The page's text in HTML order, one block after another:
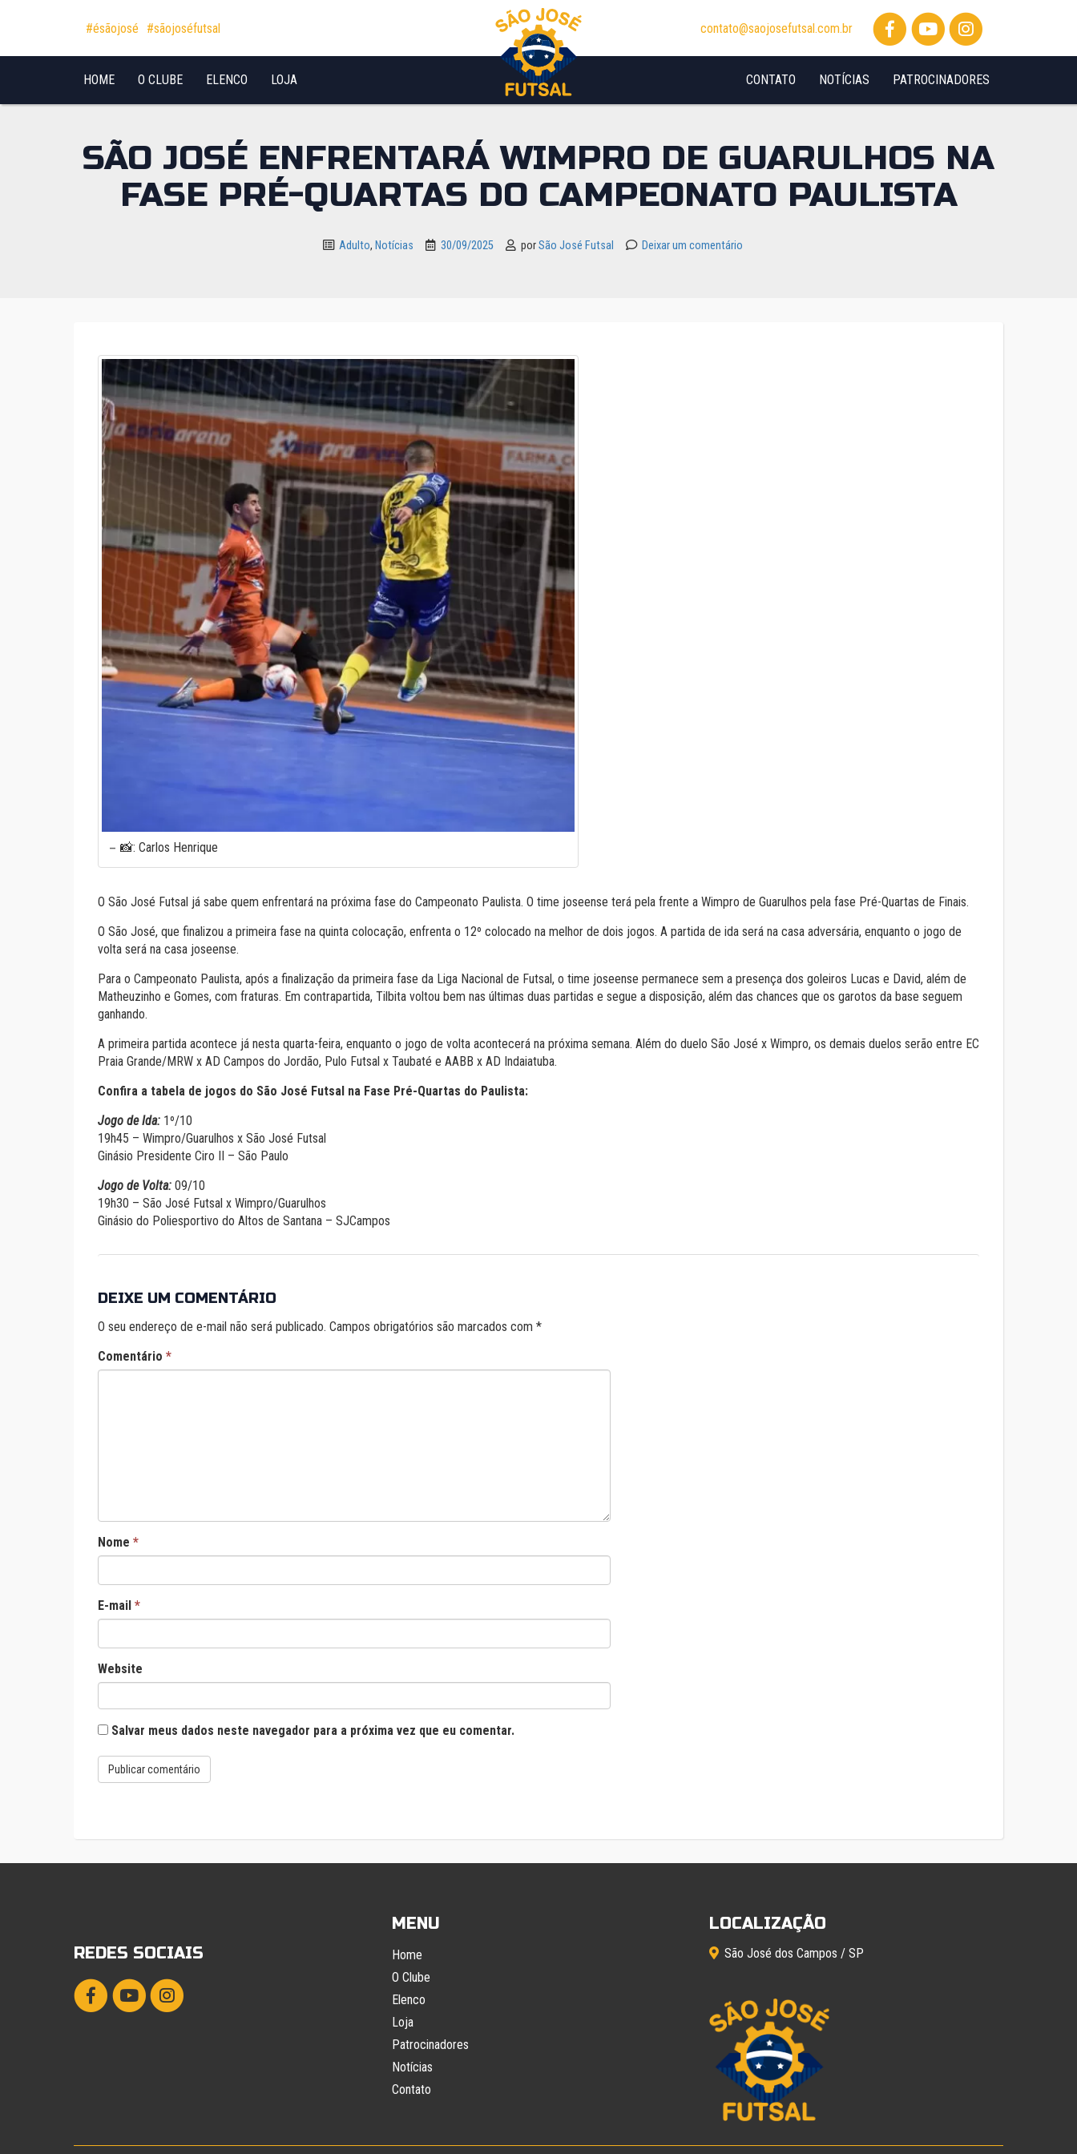
Pular para o conteúdo
#ésãojosé #sãojoséfutsal contato@saojosefutsal.com.br
HOME O CLUBE ELENCO LOJA PATROCINADORES
NOTÍCIAS
CONTATO
SÃO JOSÉ ENFRENTARÁ WIMPRO DE GUARULHOS NA
FASE PRÉ-QUARTAS DO CAMPEONATO PAULISTA
Adulto, Notícias 30/09/2025 porSão José Futsal Deixar um comentário
📸: Carlos Henrique
O São José Futsal já sabe quem enfrentará na próxima fase do Campeonato Paulista. O time joseense terá pela frente a Wimpro de Guarulhos pela fase Pré-Quartas de Finais.
O São José, que finalizou a primeira fase na quinta colocação, enfrenta o 12º colocado na melhor de dois jogos. A partida de ida será na casa adversária, enquanto o jogo de
volta será na casa joseense.
Para o Campeonato Paulista, após a finalização da primeira fase da Liga Nacional de Futsal, o time joseense permanece sem a presença dos goleiros Lucas e David, além de
Matheuzinho e Gomes, com fraturas. Em contrapartida, Tilbita voltou bem nas últimas duas partidas e segue a disposição, além das chances que os garotos da base seguem
ganhando.
A primeira partida acontece já nesta quarta-feira, enquanto o jogo de volta acontecerá na próxima semana. Além do duelo São José x Wimpro, os demais duelos serão entre EC
Praia Grande/MRW x AD Campos do Jordão, Pulo Futsal x Taubaté e AABB x AD Indaiatuba.
Confira a tabela de jogos do São José Futsal na Fase Pré-Quartas do Paulista:
Jogo de Ida: 1º/10
19h45 – Wimpro/Guarulhos x São José Futsal
Ginásio Presidente Ciro II – São Paulo
Jogo de Volta: 09/10
19h30 – São José Futsal x Wimpro/Guarulhos
Ginásio do Poliesportivo do Altos de Santana – SJCampos
DEIXE UM COMENTÁRIO
O seu endereço de e-mail não será publicado. Campos obrigatórios são marcados com *
Comentário *
Nome *
E-mail *
Website
Salvar meus dados neste navegador para a próxima vez que eu comentar.
REDES SOCIAIS
MENU
Home
O Clube
Elenco
Loja
Patrocinadores
Notícias
Contato
LOCALIZAÇÃO
São José dos Campos / SP